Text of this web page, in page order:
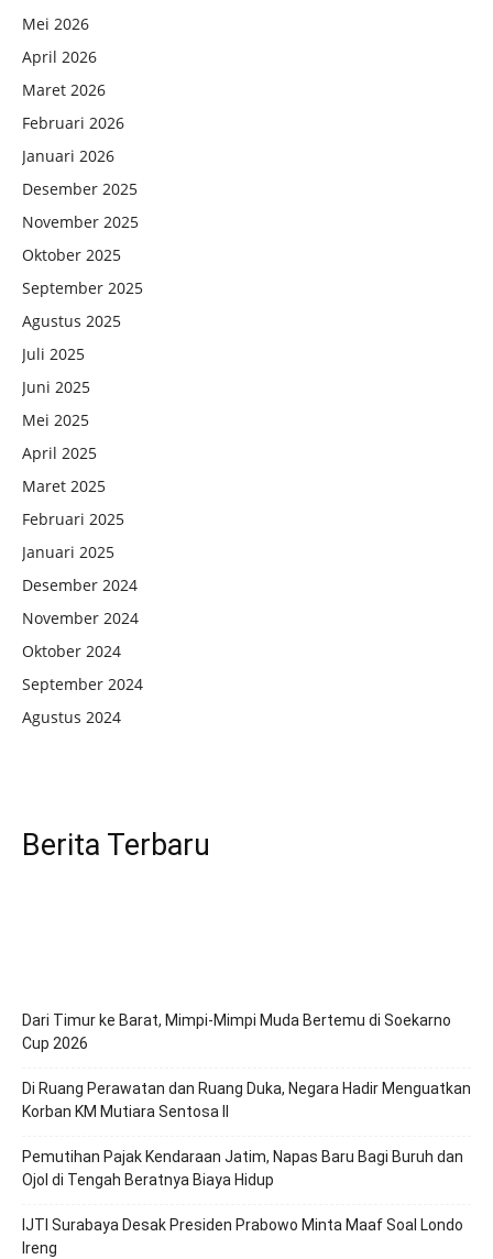
Mei 2026
April 2026
Maret 2026
Februari 2026
Januari 2026
Desember 2025
November 2025
Oktober 2025
September 2025
Agustus 2025
Juli 2025
Juni 2025
Mei 2025
April 2025
Maret 2025
Februari 2025
Januari 2025
Desember 2024
November 2024
Oktober 2024
September 2024
Agustus 2024
Berita Terbaru
Dari Timur ke Barat, Mimpi-Mimpi Muda Bertemu di Soekarno
Cup 2026
Di Ruang Perawatan dan Ruang Duka, Negara Hadir Menguatkan
Korban KM Mutiara Sentosa II
Pemutihan Pajak Kendaraan Jatim, Napas Baru Bagi Buruh dan
Ojol di Tengah Beratnya Biaya Hidup
IJTI Surabaya Desak Presiden Prabowo Minta Maaf Soal Londo
Ireng